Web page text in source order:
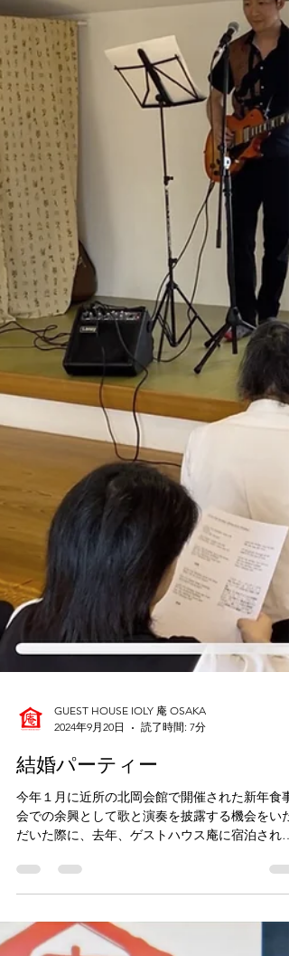
ーシア人と日本人が来た週末
とある週末に、日本人、フランス人、アメリカ
人、マレーシア人の人たちが ゲストハウス庵（い
おり）大阪 に宿泊されました！ そのうちの一人
アメリカ人男性は当館に二泊されました。 アメリ
カはテキサス州出身の彼は、日本をバックパッカ
ーとして旅していて、大阪市内に泊まっていたの
です...